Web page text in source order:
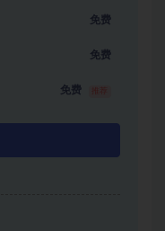
免费
免费
免费